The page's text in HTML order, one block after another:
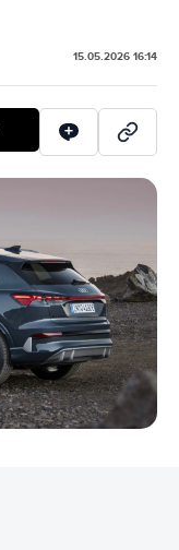
15.05.2026 16:14